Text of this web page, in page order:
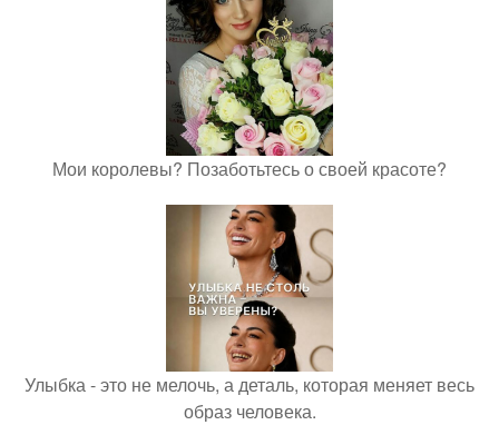
Мои королевы? Позаботьтесь о своей красоте?
Улыбка - это не мелочь, а деталь, которая меняет весь
образ человека.